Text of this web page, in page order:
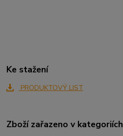
Ke stažení
PRODUKTOVÝ LIST
Zboží zařazeno v kategoriích